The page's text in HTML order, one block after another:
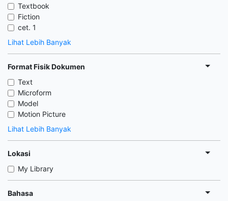
Textbook
Fiction
cet. 1
Lihat Lebih Banyak
Format Fisik Dokumen
Text
Microform
Model
Motion Picture
Lihat Lebih Banyak
Lokasi
My Library
Bahasa